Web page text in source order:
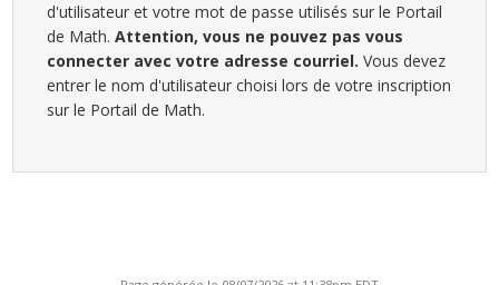
d'utilisateur et votre mot de passe utilisés sur le Portail
de Math.Attention, vous ne pouvez pas vous
connecter avec votre adresse courriel. Vous devez
entrer le nom d'utilisateur choisi lors de votre inscription
sur le Portail de Math.